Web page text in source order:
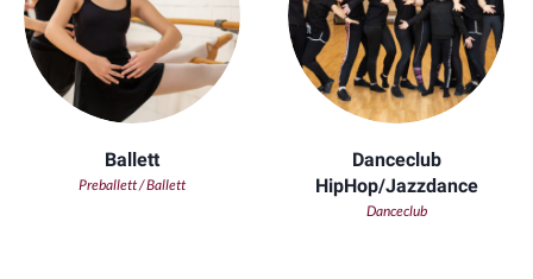
Ballett
Preballett / Ballett
Danceclub
HipHop/Jazzdance
Danceclub